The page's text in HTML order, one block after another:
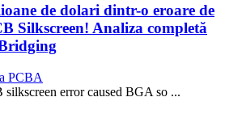
de dolari dintr-o eroare de
Silkscreen! Analiza completă
PCBA
error caused BGA so ...